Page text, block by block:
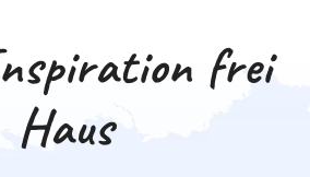
frei
Haus